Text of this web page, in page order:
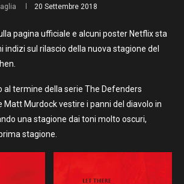
20 Settembre 2018
pagina ufficiale e alcuni poster Netflix sta
indizi sul rilascio della nuova stagione del
al termine della serie The Defenders
Murdock vestire i panni del diavolo in
una stagione dai toni molto oscuri,
stagione.